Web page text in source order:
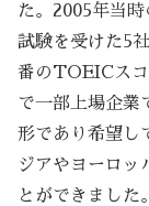
た。2005年当
試験を受けた5
番のTOEICスコ
で一部上場企業
形であり希望し
ジアやヨーロッ
とができました